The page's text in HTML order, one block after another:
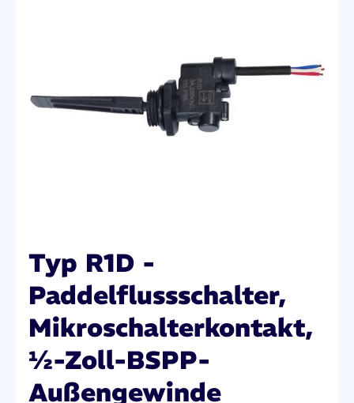
Typ R1D -
Paddelflussschalter,
Mikroschalterkontakt,
½-Zoll-BSPP-
Außengewinde